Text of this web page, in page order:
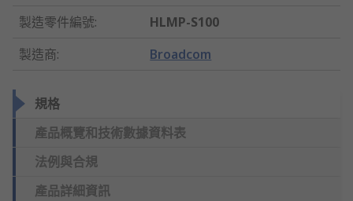
製造零件編號:
HLMP-S100
製造商: Broadcom
規格
產品概覽和技術數據資料表
法例與合規
產品詳細資訊